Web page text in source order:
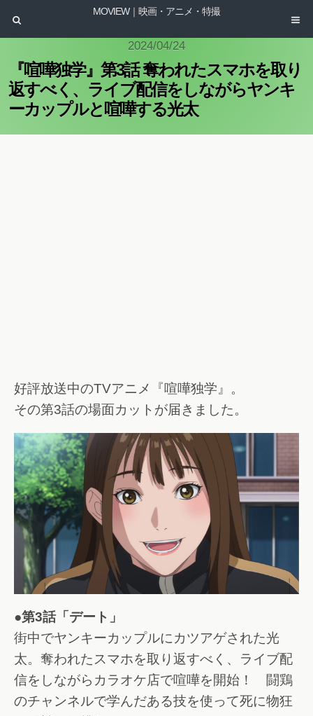
MOVIEW｜映画・アニメ・特撮
2024/04/24
『喧嘩独学』第3話 奪われたスマホを取り
返すべく、ライブ配信をしながらヤンキ
ーカップルと喧嘩する光太
好評放送中のTVアニメ『喧嘩独学』。
その第3話の場面カットが届きました。
●第3話「デート」
街中でヤンキーカップルにカツアゲされた光
太。奪われたスマホを取り返すべく、ライブ配
信をしながらカラオケ店で喧嘩を開始！ 闘鶏
のチャンネルで学んだある技を使って死に物狂